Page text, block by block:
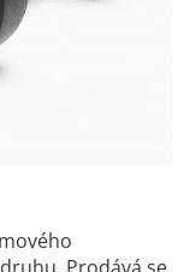
Prodává se